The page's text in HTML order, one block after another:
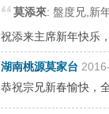
莫添來: 盤度兄,新
祝添来主席新年快乐
湖南桃源莫家台
恭祝宗兄新春愉快，